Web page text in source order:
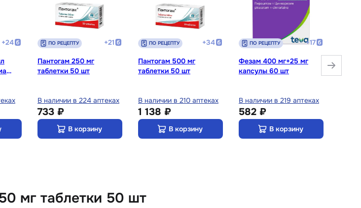
+24 ПО РЕЦЕПТУ +21
Пантогам 250 мг
таблетки 50 шт
В наличии в 224 аптеках
733 ₽
В корзину
ПО РЕЦЕПТУ +34
Пантогам 500 мг
таблетки 50 шт
В наличии в 210 аптеках
1 138 ₽
В корзину
ПО РЕЦЕПТУ +17
Фезам 400 мг+25 мг
капсулы 60 шт
В наличии в 219 аптеках
582 ₽
В корзину
мг таблетки 50 шт